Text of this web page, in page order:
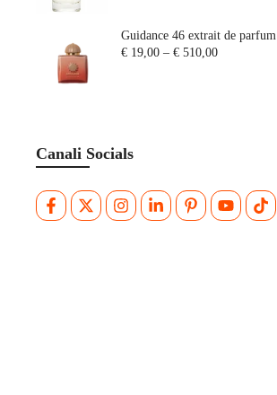
Guidance 46 extrait de parfum
€ 19,00 – € 510,00
Canali Socials